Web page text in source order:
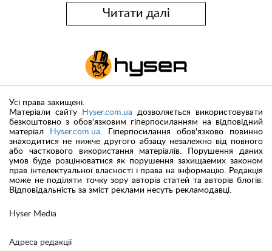
Читати далі
Hyser Media
Адреса редакції
Усі права захищені.
Матеріали сайту
Hyser.com.ua дозволяється використовувати
безкоштовно з обов'язковим гіперпосиланням на відповідний
матеріал
Hyser.com.ua . Гіперпосилання обов'язково повинно
знаходитися не нижче другого абзацу незалежно від повного
або часткового використання матеріалів. Порушення даних
умов буде розцінюватися як порушення захищаемих законом
прав інтелектуальної власності і права на інформацію. Редакція
може не поділяти точку зору авторів статей та авторів блогів.
Відповідальність за зміст реклами несуть рекламодавці.